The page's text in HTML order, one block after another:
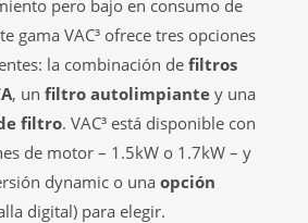
pero bajo en consumo de
gama VAC³ ofrece tres opciones
la combinación de filtros
, un filtro autolimpiantey una
filtro. VAC³ está disponible con
de motor – 1.5kW o 1.7kW – y
dynamic o una opción
digital) para elegir.